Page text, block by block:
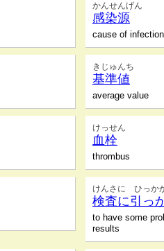
かんせんげん
感染源
cause of
きじゅんち
基準値
average value
けっせん
血栓
thrombus
けんさに ひっか
検査に引っ
to have some
results